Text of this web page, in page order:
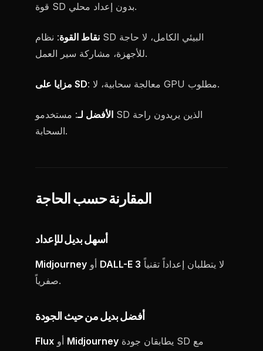
قوة SD بدون إعداد محلي.
نقاط القوة: نظام SD البيئي الكامل، لا حاجة
للأجهزة، مشاركة سير العمل.
مزايا على SD : معالجة سحابية، لا GPU مطلوب.
الأفضل لـ: مستخدمو SD الذين يريدون راحة
السحابة.
المقارنة حسب الحاجة
أسهل بديل للإعداد
Midjourney DALL-E 3
صفرياً.
أفضل بديل من حيث الجودة
Flux Midjourney